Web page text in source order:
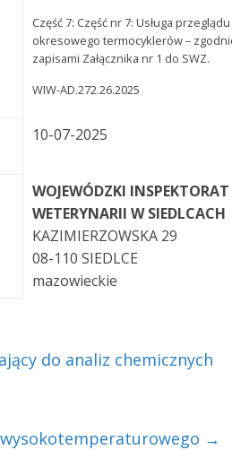
Część 7: Część nr 7: Usługa przeglądu
okresowego termocyklerów –
zapisami Załącznika nr 1 do SWZ.
WIW-AD.272.26.2025
10-07-2025
WOJEWÓDZKI INSPEKTORAT
WETERYNARII W SIEDLCACH
KAZIMIERZOWSKA 29
08-110 SIEDLCE
mazowieckie
do analiz chemicznych
→